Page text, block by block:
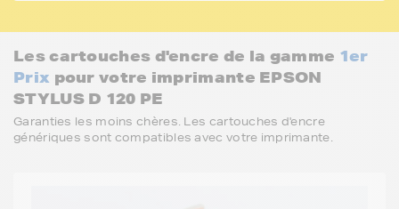
Les cartouches d'encre de la gamme 1er
Prix pour votre imprimante EPSON
STYLUS D 120 PE
Garanties les moins chères. Les cartouches d'encre
génériques sont compatibles avec votre imprimante.